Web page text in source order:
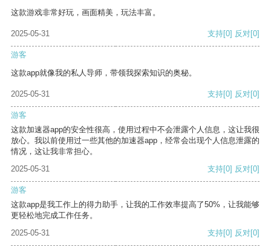
这款游戏非常好玩，画面精美，玩法丰富。
2025-05-31 支持[0] 反对[0]
游客
这款app就像我的私人导师，带领我探索知识的奥秘。
2025-05-31 支持[0] 反对[0]
游客
这款加速器app的安全性很高，使用过程中不会泄露个人信息，这让我很
放心。我以前使用过一些其他的加速器app，经常会出现个人信息泄露的
情况，这让我非常担心。
2025-05-31
支持[0] 反对[0]
游客
这款app是我工作上的得力助手，让我的工作效率提高了50%，让我能够
更轻松地完成工作任务。
2025-05-31
支持[0] 反对[0]